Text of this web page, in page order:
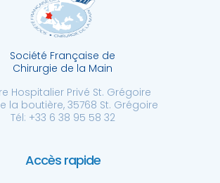
Société Française de
Chirurgie de la Main
Hospitalier Privé St. Grégoire
la boutière, 35768 St. Grégoire
Tél: +33 6 38 95 58 32
Accès rapide